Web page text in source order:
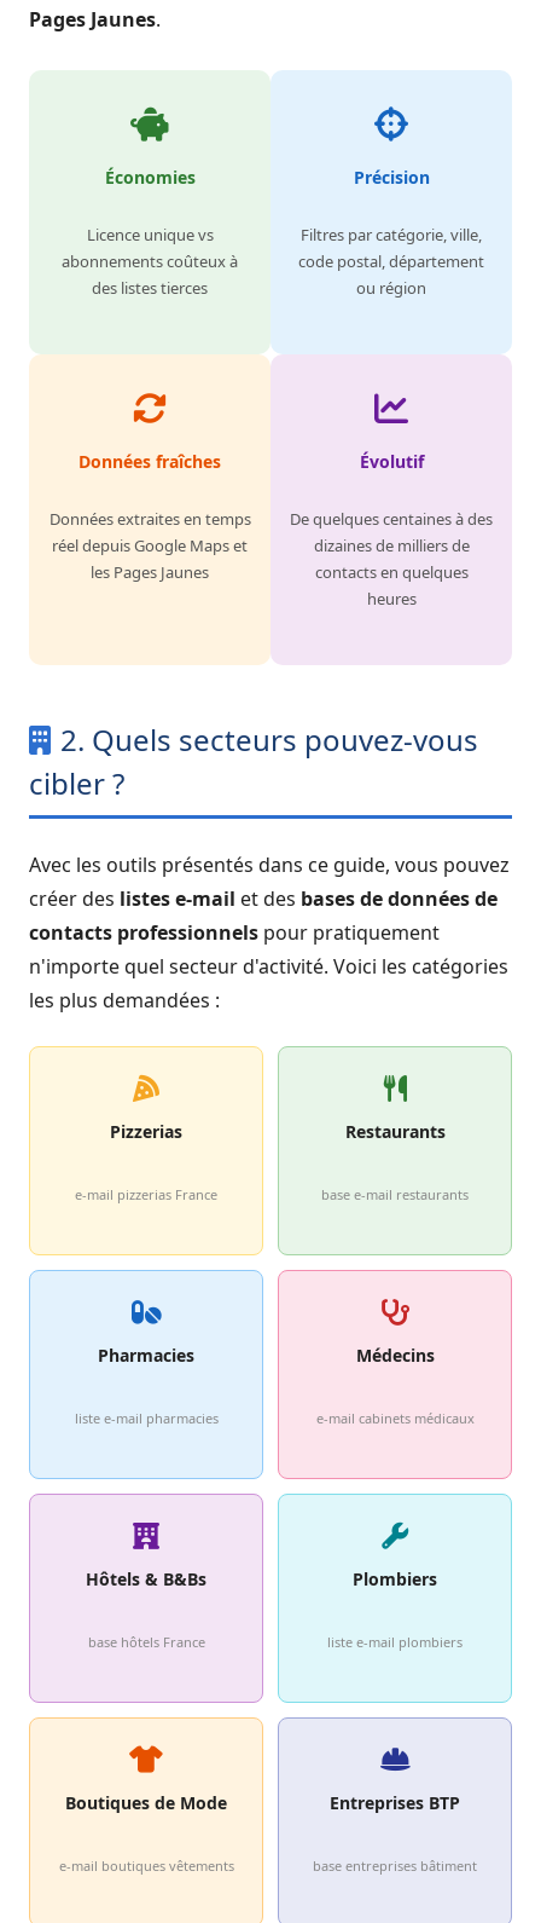
Pages Jaunes.
Économies
Licence unique vs
abonnements coûteux à
des listes tierces
Précision
Filtres par catégorie, ville,
code postal, département
ou région
Données fraîches
Données extraites en temps
réel depuis Google Maps et
les Pages Jaunes
Évolutif
De quelques centaines à des
dizaines de milliers de
contacts en quelques
heures
2. Quels secteurs pouvez-vous
cibler ?
Avec les outils présentés dans ce guide, vous pouvez
créer des listes e-mail et des bases de données de
contacts professionnels pour pratiquement
n'importe quel secteur d'activité. Voici les catégories
les plus demandées :
Pizzerias
e-mail pizzerias France
Restaurants
base e-mail restaurants
Pharmacies
liste e-mail pharmacies
Médecins
e-mail cabinets médicaux
Hôtels & B&Bs
base hôtels France
Plombiers
liste e-mail plombiers
Boutiques de Mode
e-mail boutiques vêtements
Entreprises BTP
base entreprises bâtiment